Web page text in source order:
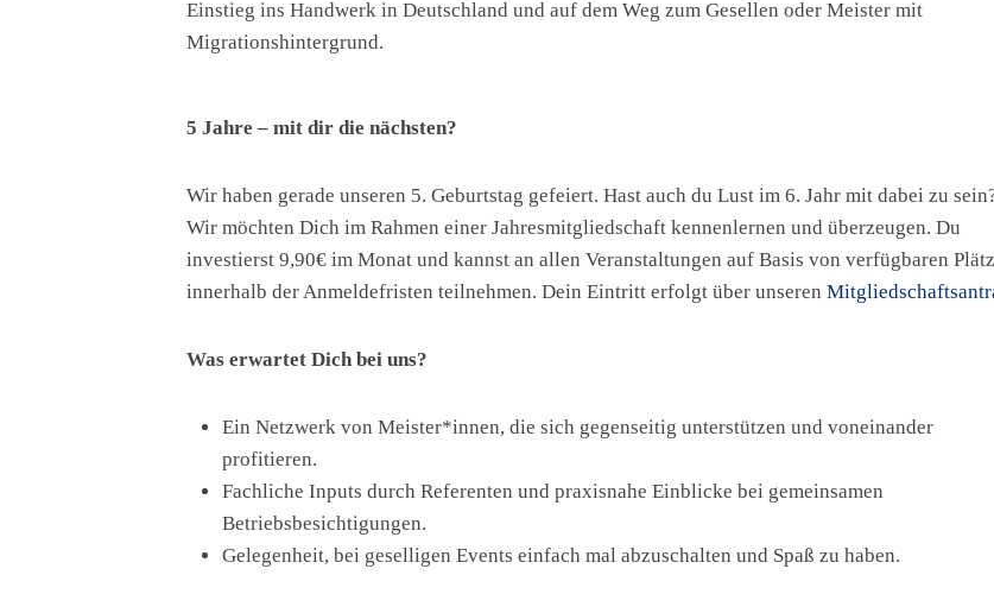
Einstieg ins Handwerk in Deutschland und auf dem Weg zum Gesellen oder Meister mit
Migrationshintergrund.
5 Jahre – mit dir die nächsten?
Wir haben gerade unseren 5. Geburtstag gefeiert. Hast auch du Lust im 6. Jahr mit dabei zu
Wir möchten Dich im Rahmen einer Jahresmitgliedschaft kennenlernen und überzeugen. Du
investierst 9,90€ im Monat und kannst an allen Veranstaltungen auf Basis von verfügbaren
innerhalb der Anmeldefristen teilnehmen. Dein Eintritt erfolgt über unseren
Was erwartet Dich bei uns?
Ein Netzwerk von Meister*innen, die sich gegenseitig unterstützen und voneinander
profitieren.
Fachliche Inputs durch Referenten und praxisnahe Einblicke bei gemeinsamen
Betriebsbesichtigungen.
Gelegenheit, bei geselligen Events einfach mal abzuschalten und Spaß zu haben.